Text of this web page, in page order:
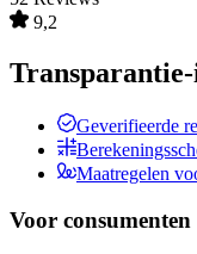
9,2
Geverifieerde
Maatregelen
Voor consumenten